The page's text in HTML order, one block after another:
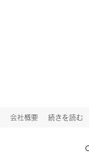
会社概要 続きを読む